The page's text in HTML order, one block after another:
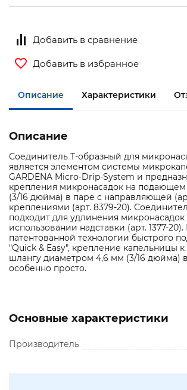
Добавить в сравнение
Добавить в избранное
Описание Характеристики
Описание
Соединитель Т-образный для
является элементом системы
GARDENA Micro-Drip-System и
крепления микронасадок на
(3/16 дюйма) в паре с направляющей
креплениями (арт. 8379-20).
подходит для удлинения
использовании надставки (арт. 1377-
патентованной технологии быстрого
"Quick & Easy", крепление капельницы
шлангу диаметром 4,6 мм (3/16 дюйма)
особенно просто.
Основные характеристики
Производитель